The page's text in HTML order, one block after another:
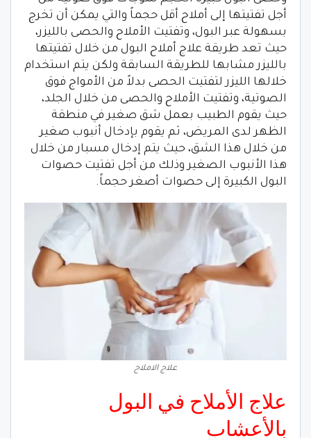
أجل تفتيتها إلى أملاح أقل حجماً والتي يمكن أن تخرج
بسهولة عبر البول، وتفتيت الأملاح والحصى بالليزر،
حيث تعد طريقة علاج أملاح البول من خلال تفتيتها
بالليزر مشابها للطريقة السابقة ولكن يتم استخدام
خلالها الليزر لتفتيت الحصى بدلاً من الأمواج فوق
الصوتية، وتفتيت الأملاح والحصى من خلال الجلد،
حيث يقوم الطبيب بعمل شق صغير في منطقة
الظهر لدى المريض، ثم يقوم بإدخال أنبوب صغير
من خلال هذا الشق، حيث يتم إدخال مسبار من خلال
هذا الأنبوب الصغير وذلك من أجل تفتيت حصوات
البول الكبيرة إلى حصوات أصغر حجماً.
علاج الاملاح
علاج الأملاح في البول
بالأعشاب